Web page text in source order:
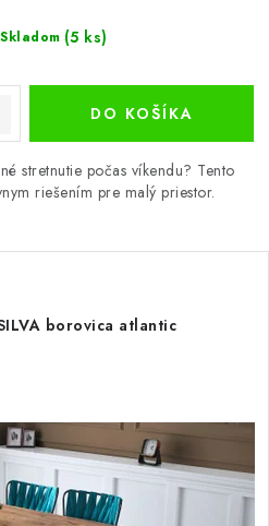
Skladom (5 ks)
DO KOŠÍKA
stretnutie počas víkendu? Tento
riešením pre malý priestor.
borovica atlantic